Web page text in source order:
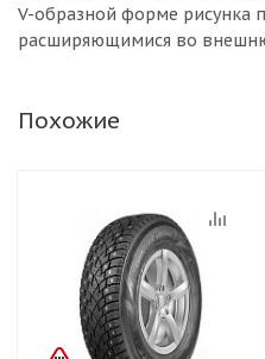
V-образной форме рисунка
расширяющимися во
Похожие